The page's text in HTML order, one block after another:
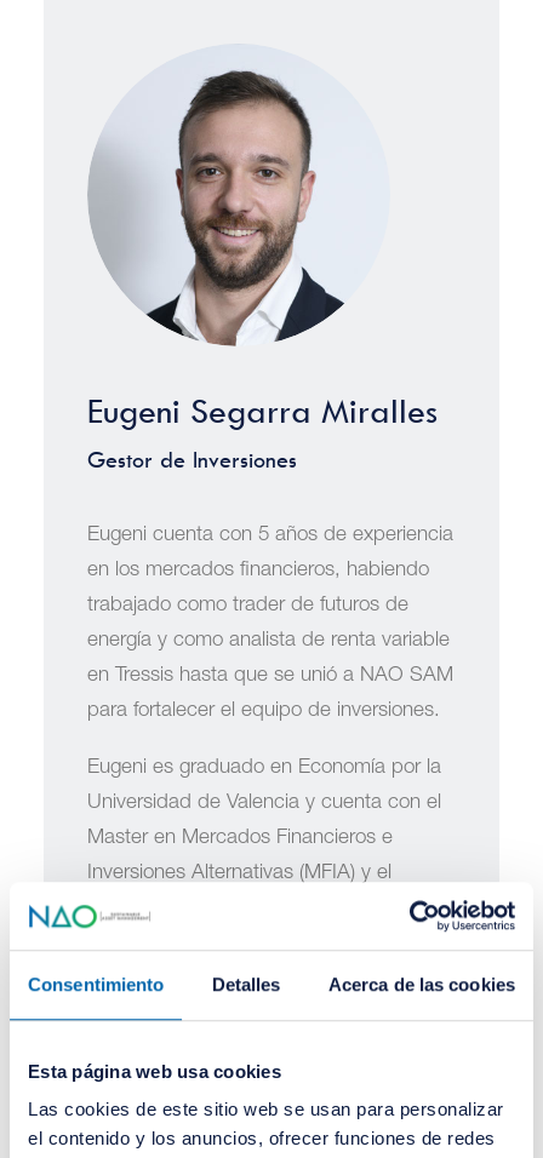
Consentimiento Detalles Acerca de las cookies
Esta página web usa cookies
Las cookies de este sitio web se usan para personalizar
el contenido y los anuncios, ofrecer funciones de redes
Eugeni Segarra Miralles
Gestor de Inversiones
Eugeni cuenta con 5 años de experiencia
en los mercados financieros, habiendo
trabajado como trader de futuros de
energía y como analista de renta variable
en Tressis hasta que se unió a NAO SAM
para fortalecer el equipo de inversiones.
Eugeni es graduado en Economía por la
Universidad de Valencia y cuenta con el
Master en Mercados Financieros e
Inversiones Alternativas (MFIA) y el
Master en Inteligencia Artificial Aplicada a
por Bolsas y Mercados Españoles.